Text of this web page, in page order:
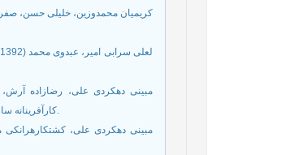
کارآفرینانه سازمان (مطالعه موردی: شرکت خودروسازی زامیاد). توسعه کارآفرینی دوره 5، شماره 2، ص 66-47.